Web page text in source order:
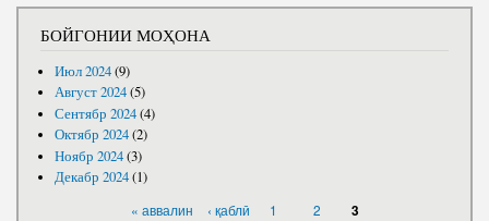
БОЙГОНИИ МОҲОНА
Июл 2024(9)
Август 2024(5)
Сентябр 2024(4)
Октябр 2024(2)
Ноябр 2024(3)
Декабр 2024(1)
« аввалин ‹ қаблӣ 1 2 3